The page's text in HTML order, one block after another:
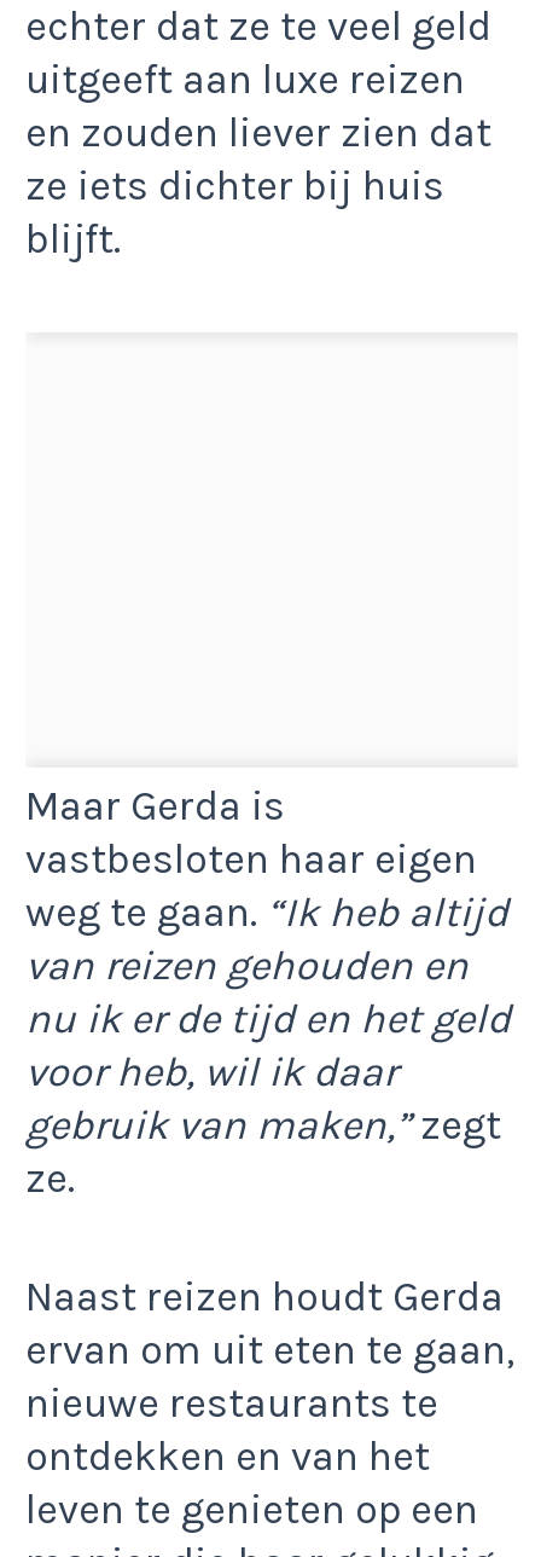
echter dat ze te veel geld
uitgeeft aan luxe reizen
en zouden liever zien dat
ze iets dichter bij huis
blijft.
Maar Gerda is
vastbesloten haar eigen
weg te gaan. “Ik heb altijd
van reizen gehouden en
nu ik er de tijd en het geld
voor heb, wil ik daar
gebruik van maken,”zegt
ze.
Naast reizen houdt Gerda
ervan om uit eten te gaan,
nieuwe restaurants te
ontdekken en van het
leven te genieten op een